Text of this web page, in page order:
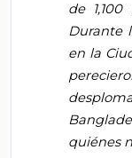
de
Durante
en la
quiénes